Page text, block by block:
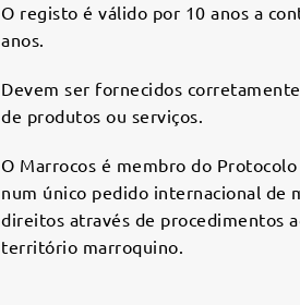
O registo é válido por 10 anos a
anos.
Devem ser fornecidos
de produtos ou serviços.
O Marrocos é membro do
num único pedido internacional de
direitos através de procedimentos
território marroquino.